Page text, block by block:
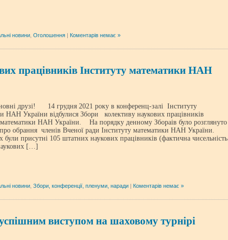
новини Оголошення | Коментарів немає »
працівників Інституту математики НАН
друзі! 14 грудня 2021 року в конференц-залі Інституту
НАН України відбулися Збори колективу наукових працівників
математики НАН України. На порядку денному Збораів було розглянуто
обрання членів Вченої ради Інституту математики НАН України.
були присутні 105 штатних наукових працівників (фактична чисельність
[…]
новини Збори, конференції, пленуми, наради | Коментарів немає »
виступом на шаховому турнірі